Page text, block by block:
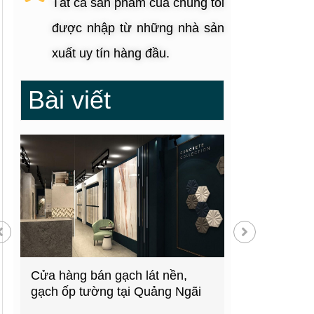
Tất cả sản phẩm của chúng tôi
được nhập từ những nhà sản
xuất uy tín hàng đầu.
Bài viết
Cửa hàng bán gạch lát nền,
gạch ốp tường tại Quảng Ngãi